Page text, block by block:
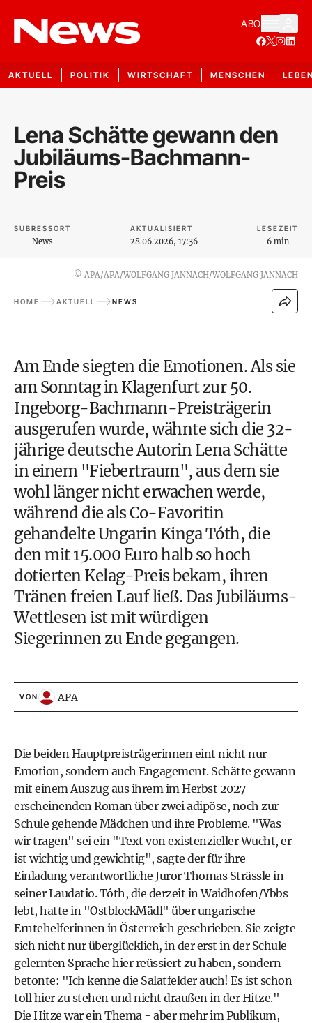
ABO
AKTUELL POLITIK WIRTSCHAFT MENSCHEN
Lena Schätte gewann den
Jubiläums-Bachmann-
Preis
SUBRESSORT
News
AKTUALISIERT
28.06.2026, 17:36
LESEZEIT
6 min
© APA/APA/WOLFGANG JANNACH/WOLFGANG JANNACH
HOME AKTUELL NEWS
Am Ende siegten die Emotionen. Als sie
am Sonntag in Klagenfurt zur 50.
Ingeborg-Bachmann-Preisträgerin
ausgerufen wurde, wähnte sich die 32-
jährige deutsche Autorin Lena Schätte
in einem "Fiebertraum", aus dem sie
wohl länger nicht erwachen werde,
während die als Co-Favoritin
gehandelte Ungarin Kinga Tóth, die
den mit 15.000 Euro halb so hoch
dotierten Kelag-Preis bekam, ihren
Tränen freien Lauf ließ. Das Jubiläums-
Wettlesen ist mit würdigen
Siegerinnen zu Ende gegangen.
VON APA
Die beiden Hauptpreisträgerinnen eint nicht nur
Emotion, sondern auch Engagement. Schätte gewann
mit einem Auszug aus ihrem im Herbst 2027
erscheinenden Roman über zwei adipöse, noch zur
Schule gehende Mädchen und ihre Probleme. "Was
wir tragen" sei ein "Text von existenzieller Wucht, er
ist wichtig und gewichtig", sagte der für ihre
Einladung verantwortliche Juror Thomas Strässle in
seiner Laudatio. Tóth, die derzeit in Waidhofen/Ybbs
lebt, hatte in "OstblockMädl" über ungarische
Erntehelferinnen in Österreich geschrieben. Sie zeigte
sich nicht nur überglücklich, in der erst in der Schule
gelernten Sprache hier reüssiert zu haben, sondern
betonte: "Ich kenne die Salatfelder auch! Es ist schon
toll hier zu stehen und nicht draußen in der Hitze."
Die Hitze war ein Thema - aber mehr im Publikum,